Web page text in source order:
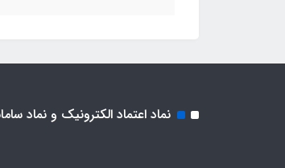
نماد اعتماد الکترونیک و نماد